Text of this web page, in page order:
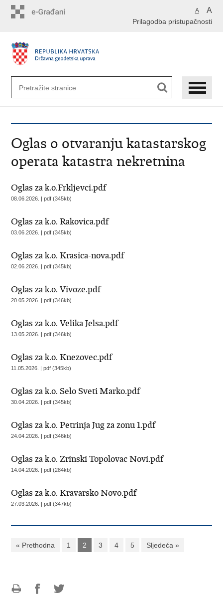
A A
Prilagodba pristupačnosti
Oglas o otvaranju katastarskog
operata katastra nekretnina
Oglas za k.o.Frkljevci.pdf
08.06.2026. | pdf (345kb)
Oglas za k.o. Rakovica.pdf
03.06.2026. | pdf (345kb)
Oglas za k.o. Krasica-nova.pdf
02.06.2026. | pdf (345kb)
Oglas za k.o. Vivoze.pdf
20.05.2026. | pdf (346kb)
Oglas za k.o. Velika Jelsa.pdf
13.05.2026. | pdf (346kb)
Oglas za k.o. Knezovec.pdf
11.05.2026. | pdf (345kb)
Oglas za k.o. Selo Sveti Marko.pdf
30.04.2026. | pdf (345kb)
Oglas za k.o. Petrinja Jug za zonu 1.pdf
24.04.2026. | pdf (346kb)
Oglas za k.o. Zrinski Topolovac Novi.pdf
14.04.2026. | pdf (284kb)
Oglas za k.o. Kravarsko Novo.pdf
27.03.2026. | pdf (347kb)
« Prethodna 1 2 3 4 5 Sljedeća »